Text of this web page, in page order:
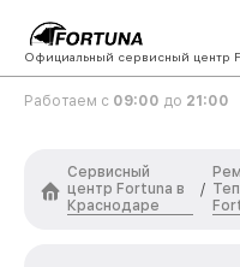
Официальный сервисный центр
Работаем с 09:00 до 21:00
Сервисный
центр Fortuna в
Краснодаре
/